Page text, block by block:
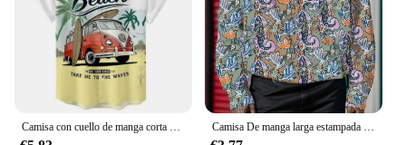
Camisa con cuello de manga corta para hombre, camisa holgada bonita de arena, playa de Hawaii, yardas grandes, informal, Floral, para vacaciones en la playa Camisa De manga larga estampada para Hombre, ropa informal, Primavera, Y2k